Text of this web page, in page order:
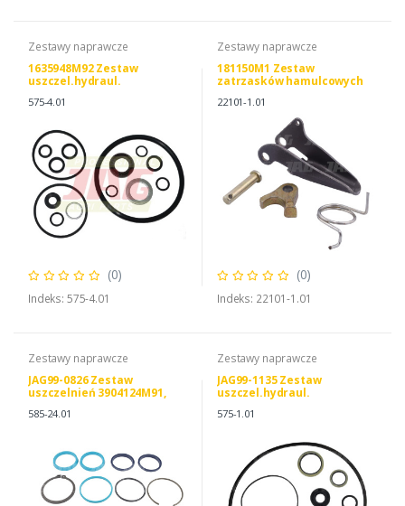
Zestawy naprawcze
1635948M92 Zestaw
uszczel.hydraul.
575-4.01
(0)
Indeks: 575-4.01
Zestawy naprawcze
181150M1 Zestaw
zatrzasków hamulcowych
22101-1.01
(0)
Indeks: 22101-1.01
Zestawy naprawcze
JAG99-0826 Zestaw
uszczelnień 3904124M91,
3904124M91
585-24.01
Zestawy naprawcze
JAG99-1135 Zestaw
uszczel.hydraul.
FERGUSON 1810529M91
575-1.01